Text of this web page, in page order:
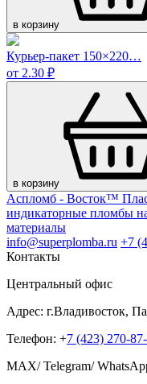
в корзину
Курьер-пакет 150×220…
от 2.30 ₽
в корзину
Аспломб - Восток™
индикаторные пломбы
материалы
info@superplomba.ru +7
Контакты
Центральный офис
Адрес: г.Владивосток,
Телефон: +7 (423) 270-
MAX/ Telegram/